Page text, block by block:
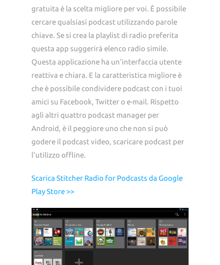
gratuita è la scelta migliore per voi. È possibile
cercare qualsiasi podcast utilizzando parole
chiave. Se si crea la playlist di radio preferita
questa app suggerirà elenco radio simile.
Questa applicazione ha un'interfaccia utente
reattiva e chiara. E la caratteristica migliore è
che è possibile condividere podcast con i tuoi
amici su Facebook, Twitter o e-mail. Rispetto
agli altri quattro podcast manager per
Android, è il peggiore uno che non si può
godere il podcast video, scaricare podcast per
l'utilizzo offline.
Scarica Stitcher Radio for Podcasts da Google
Play Store >>